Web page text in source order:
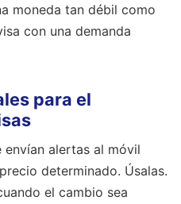
moneda tan débil como
con una demanda
para el
envían alertas al móvil
determinado. Úsalas.
el cambio sea